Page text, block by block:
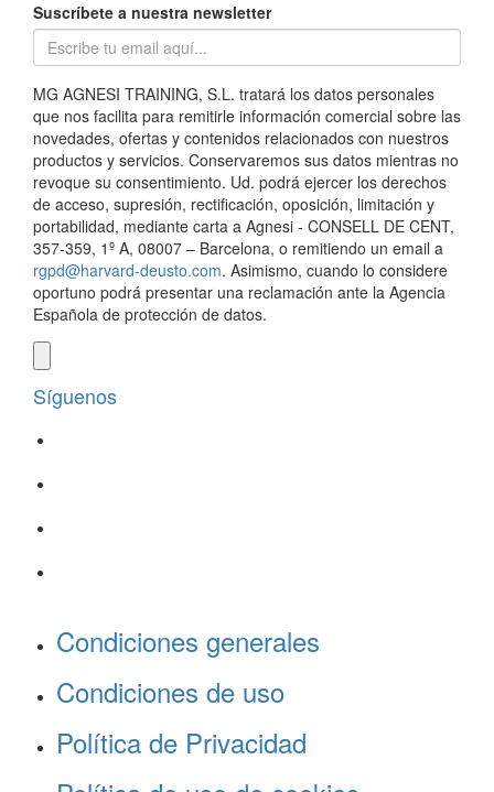
Suscríbete a nuestra newsletter
MG AGNESI TRAINING, S.L. tratará los datos personales
que nos facilita para remitirle información comercial sobre las
novedades, ofertas y contenidos relacionados con nuestros
productos y servicios. Conservaremos sus datos mientras no
revoque su consentimiento. Ud. podrá ejercer los derechos
de acceso, supresión, rectificación, oposición, limitación y
portabilidad, mediante carta a Agnesi - CONSELL DE CENT,
357-359, 1º A, 08007 – Barcelona, o remitiendo un email a
rgpd@harvard-deusto.com. Asimismo, cuando lo considere
oportuno podrá presentar una reclamación ante la Agencia
Española de protección de datos.
Síguenos
Condiciones generales
Condiciones de uso
Política de Privacidad